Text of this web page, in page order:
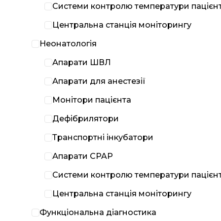
Системи контролю температури
Центральна станція моніторингу
Неонатологія
Апарати ШВЛ
Апарати для анестезії
Монітори пацієнта
Дефібрилятори
Транспортні інкубатори
Апарати CPAP
Системи контролю температури
Центральна станція моніторингу
Функціональна діагностика